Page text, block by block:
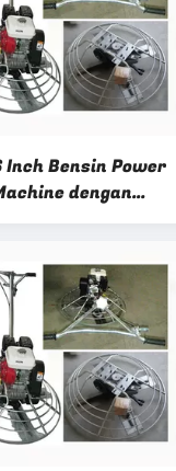
Inch Bensin Power
dengan
Handle / Honda